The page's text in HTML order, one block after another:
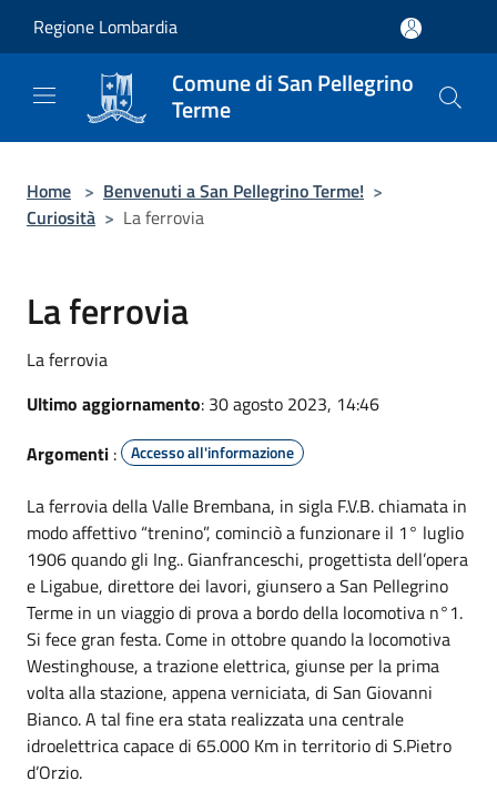
Regione Lombardia
Comune di San Pellegrino
Terme
Home > Benvenuti a San Pellegrino Terme! >
Curiosità > La ferrovia
La ferrovia
La ferrovia
Ultimo aggiornamento: 30 agosto 2023, 14:46
Argomenti : Accesso all'informazione
La ferrovia della Valle Brembana, in sigla F.V.B. chiamata in
modo affettivo “trenino”, cominciò a funzionare il 1° luglio
1906 quando gli Ing.. Gianfranceschi, progettista dell’opera
e Ligabue, direttore dei lavori, giunsero a San Pellegrino
Terme in un viaggio di prova a bordo della locomotiva n°1.
Si fece gran festa. Come in ottobre quando la locomotiva
Westinghouse, a trazione elettrica, giunse per la prima
volta alla stazione, appena verniciata, di San Giovanni
Bianco. A tal fine era stata realizzata una centrale
idroelettrica capace di 65.000 Km in territorio di S.Pietro
d’Orzio.